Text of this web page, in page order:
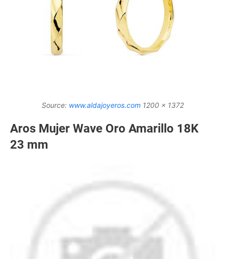
Source: www.aldajoyeros.com1200 x 1372
Aros Mujer Wave Oro Amarillo 18K
23 mm